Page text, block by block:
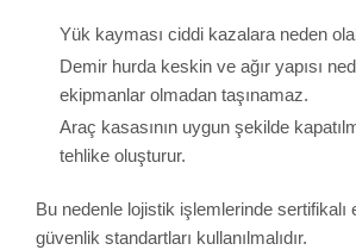
Yük kayması ciddi kazalara neden
Demir hurda keskin ve ağır yapısı
ekipmanlar olmadan taşınamaz.
Araç kasasının uygun şekilde
tehlike oluşturur.
Bu nedenle lojistik işlemlerinde sertifikalı
güvenlik standartları kullanılmalıdır.